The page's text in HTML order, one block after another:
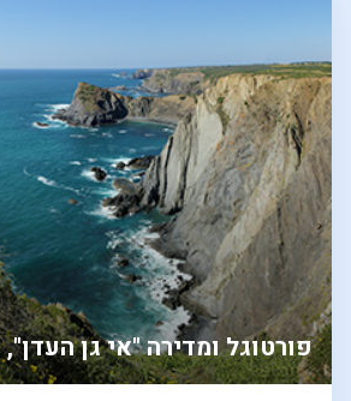
פורטוגל ומדירה "אי גן העדן", 13 יום